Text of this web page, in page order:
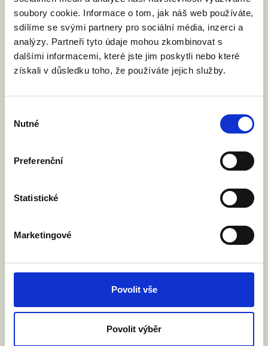
soubory cookie. Informace o tom, jak náš web používáte,
sdílíme se svými partnery pro sociální média, inzerci a
analýzy. Partneři tyto údaje mohou zkombinovat s
dalšími informacemi, které jste jim poskytli nebo které
získali v důsledku toho, že používáte jejich služby.
souhlasu
Nutné
Preferenční
Statistické
Marketingové
Povolit vše
Povolit výběr
Číst článek